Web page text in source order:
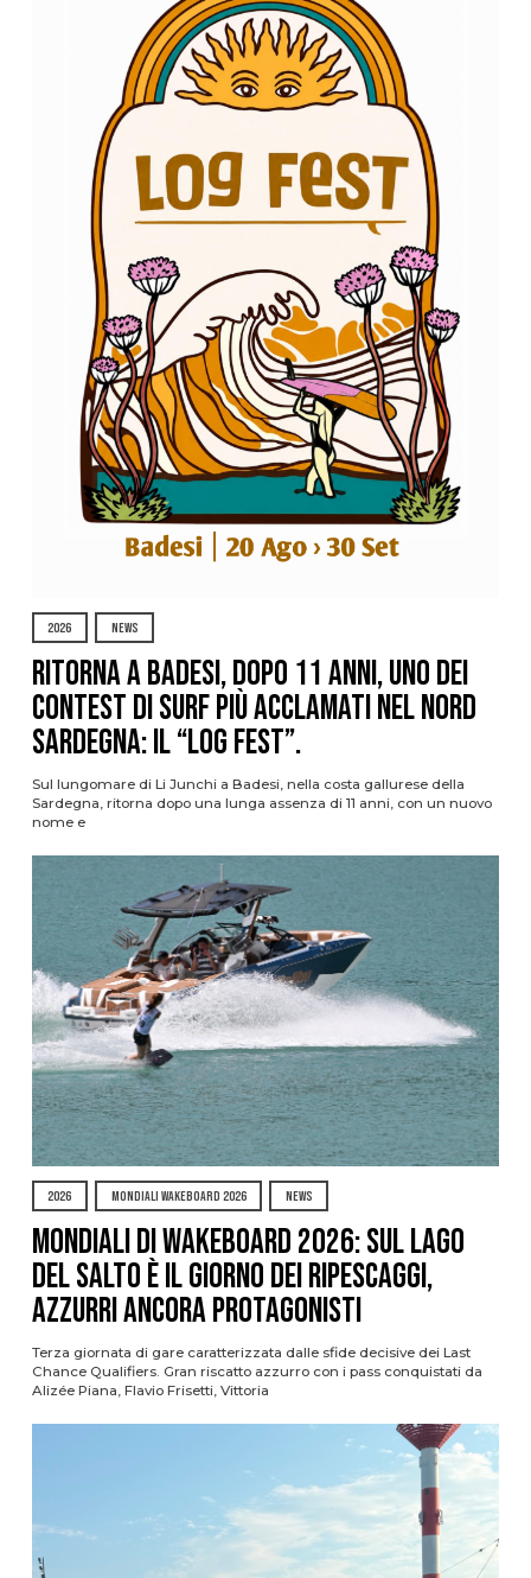
2026 NEWS
Ritorna a Badesi, dopo 11 anni, uno dei
contest di surf più acclamati nel nord
Sardegna: il “Log Fest”.
Sul lungomare di Li Junchi a Badesi, nella costa gallurese della
Sardegna, ritorna dopo una lunga assenza di 11 anni, con un nuovo
nome e
2026 MONDIALI WAKEBOARD 2026 NEWS
Mondiali di Wakeboard 2026: sul Lago
del Salto è il giorno dei ripescaggi,
azzurri ancora protagonisti
Terza giornata di gare caratterizzata dalle sfide decisive dei Last
Chance Qualifiers. Gran riscatto azzurro con i pass conquistati da
Alizée Piana, Flavio Frisetti, Vittoria